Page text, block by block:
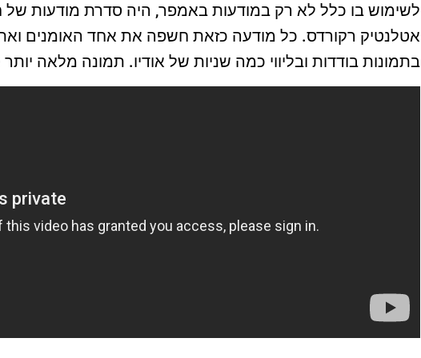
לשימוש בו כלל לא רק במודעות באמפר, היה סדרת מודעות
אטלנטיק רקורדס. כל מודעה כזאת חשפה את אחד האומנים
בתמונות בודדות ובליווי כמה שניות של אודיו. תמונה מלאה